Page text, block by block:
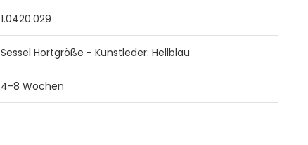
1.0420.029
Sessel Hortgröße - Kunstleder: Hellblau
4-8 Wochen